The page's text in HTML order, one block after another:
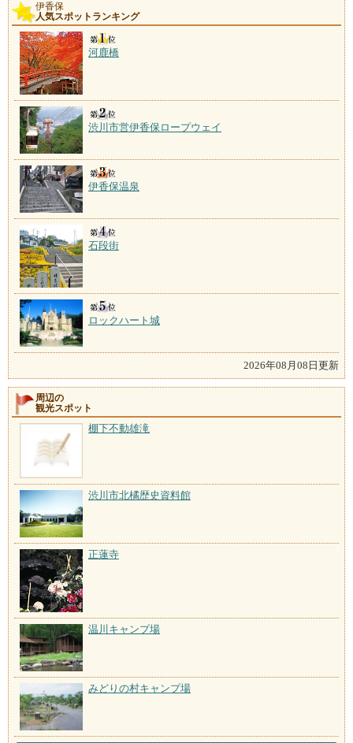
伊香保
人気スポットランキング
河鹿橋
渋川市営伊香保ロープウェイ
伊香保温泉
石段街
ロックハート城
2026年08月08日更新
周辺の
観光スポット
棚下不動雄滝
渋川市北橘歴史資料館
正蓮寺
温川キャンプ場
みどりの村キャンプ場